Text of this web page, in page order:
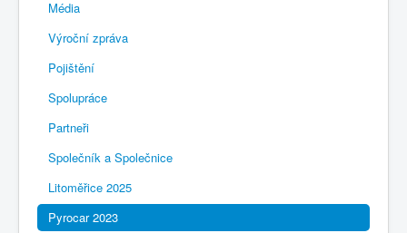
Média
Výroční zpráva
Pojištění
Spolupráce
Partneři
Společník a Společnice
Litoměřice 2025
Pyrocar 2023